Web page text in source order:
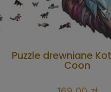
Puzzle drewniane
Coon